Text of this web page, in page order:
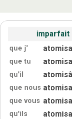
imparfait
que j'
que tu
qu'il
que nous
que vous
qu'ils